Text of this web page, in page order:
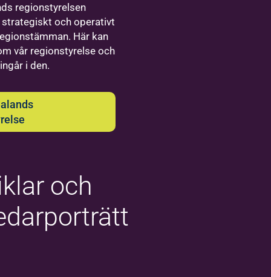
för
till
stöd för
regionstyrelsen
och operativt
Här kan
vår regionstyrelse och
i den.
och